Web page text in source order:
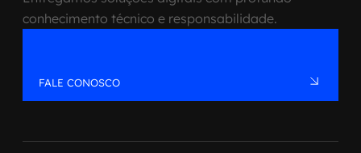
conhecimento técnico e responsabilidade.
FALE CONOSCO